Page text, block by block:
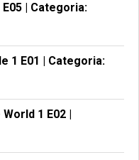
E05 | Categoria:
1 E01 | Categoria:
1 E02 |